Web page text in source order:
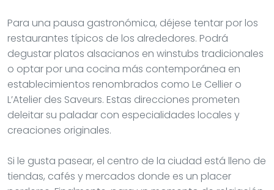
Para una pausa gastronómica, déjese tentar por los
restaurantes típicos de los alrededores. Podrá
degustar platos alsacianos en winstubs tradicionales
o optar por una cocina más contemporánea en
establecimientos renombrados como Le Cellier o
L’Atelier des Saveurs. Estas direcciones prometen
deleitar su paladar con especialidades locales y
creaciones originales.
Si le gusta pasear, el centro de la ciudad está lleno de
tiendas, cafés y mercados donde es un placer